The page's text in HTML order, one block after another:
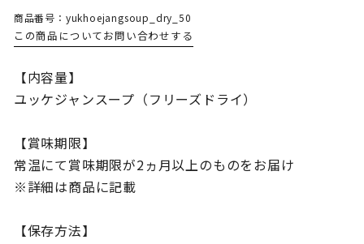
商品番号：yukhoejangsoup_dry_50
この商品についてお問い合わせする
【内容量】
ユッケジャンスープ（フリーズドライ）
【賞味期限】
常温にて賞味期限が2ヵ月以上のものをお届け
※詳細は商品に記載
【保存方法】